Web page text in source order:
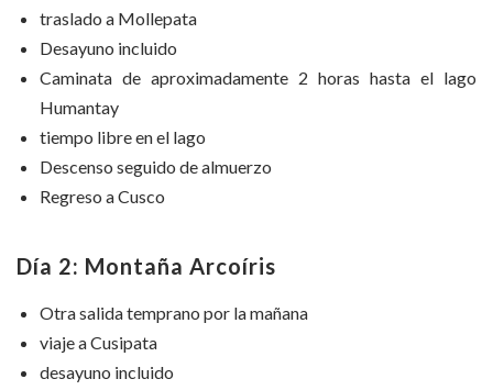
traslado a Mollepata
Desayuno incluido
Caminata de aproximadamente 2 horas hasta el lago
Humantay
tiempo libre en el lago
Descenso seguido de almuerzo
Regreso a Cusco
Día 2: Montaña Arcoíris
Otra salida temprano por la mañana
viaje a Cusipata
desayuno incluido